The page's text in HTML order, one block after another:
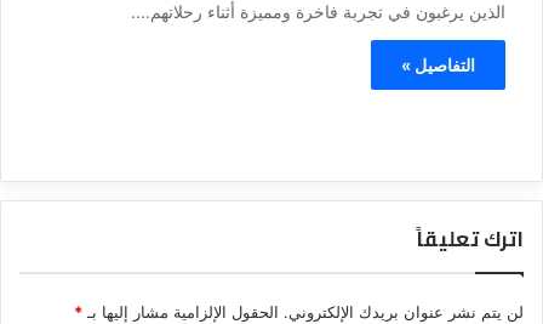
الذين يرغبون في تجربة فاخرة ومميزة أثناء رحلاتهم....
التفاصيل »
اترك تعليقاً
لن يتم نشر عنوان بريدك الإلكتروني. الحقول الإلزامية مشار إليها بـ*